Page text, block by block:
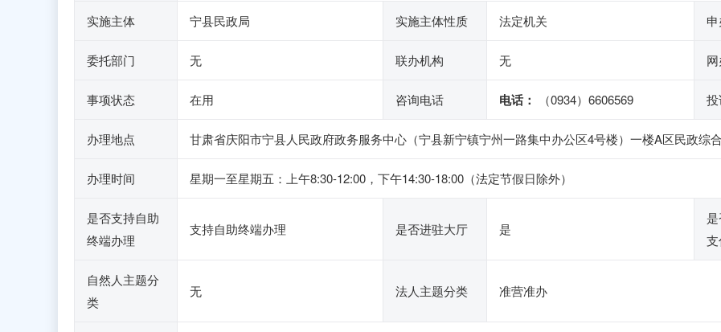
实施主体 宁县民政局 实施主体性质 法定机关
委托部门 无 联办机构 无
事项状态 在用 咨询电话 电话： （0934）6606569
办理地点 甘肃省庆阳市宁县人民政府政务服务中心（宁县新宁镇宁州一路集中办公区4号楼）一楼A区民政综
办理时间 星期一至星期五：上午8:30-12:00，下午14:30-18:00（法定节假日除外）
是否支持自助
终端办理
支持自助终端办理 是否进驻大厅 是
自然人主题分
类
无 法人主题分类 准营准办